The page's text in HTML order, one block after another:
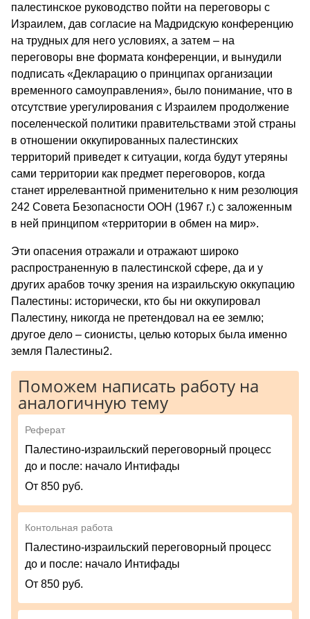
палестинское руководство пойти на переговоры с
Израилем, дав согласие на Мадридскую конференцию
на трудных для него условиях, а затем – на
переговоры вне формата конференции, и вынудили
подписать «Декларацию о принципах организации
временного самоуправления», было понимание, что в
отсутствие урегулирования с Израилем продолжение
поселенческой политики правительствами этой страны
в отношении оккупированных палестинских
территорий приведет к ситуации, когда будут утеряны
сами территории как предмет переговоров, когда
станет иррелевантной применительно к ним резолюция
242 Совета Безопасности ООН (1967 г.) с заложенным
в ней принципом «территории в обмен на мир».
Эти опасения отражали и отражают широко
распространенную в палестинской сфере, да и у
других арабов точку зрения на израильскую оккупацию
Палестины: исторически, кто бы ни оккупировал
Палестину, никогда не претендовал на ее землю;
другое дело – сионисты, целью которых была именно
земля Палестины2.
Поможем написать работу на
аналогичную тему
Реферат
Палестино-израильский переговорный процесс
до и после: начало Интифады
От 850 руб.
Контольная работа
Палестино-израильский переговорный процесс
до и после: начало Интифады
От 850 руб.